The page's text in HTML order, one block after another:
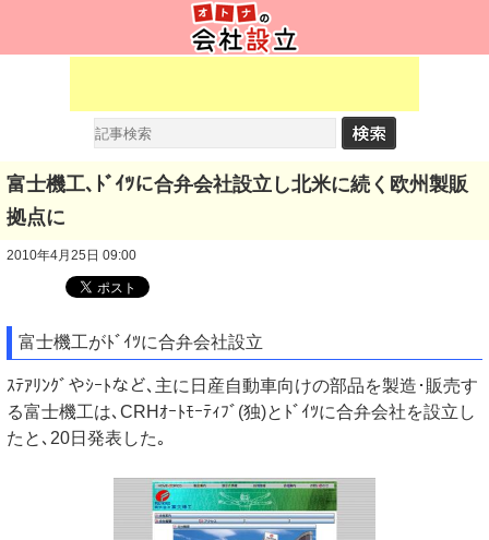
富士機工､ﾄﾞｲﾂに合弁会社設立し北米に続く欧州製販
拠点に
2010年4月25日 09:00
富士機工がﾄﾞｲﾂに合弁会社設立
ｽﾃｱﾘﾝｸﾞやｼｰﾄなど､主に日産自動車向けの部品を製造･販売す
る富士機工は､CRHｵｰﾄﾓｰﾃｨﾌﾞ(独)とﾄﾞｲﾂに合弁会社を設立し
たと､20日発表した｡